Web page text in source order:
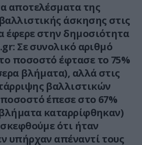
αποτελέσματα της
άσκησης στις
έφερε στην δημοσιότητα
Σε συνολικό αριθμό
ποσοστό έφτασε το 75%
βλήματα), αλλά στις
βαλλιστικών
έπεσε στο 67%
καταρρίφθηκαν)
ότι ήταν
υπήρχαν απέναντί τους